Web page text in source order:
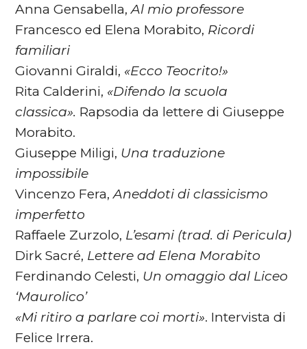
Anna Gensabella,Al mio professore
Francesco ed Elena Morabito, Ricordi
familiari
Giovanni Giraldi, «Ecco Teocrito!»
Rita Calderini, «Difendo la scuola
classica». Rapsodia da lettere di Giuseppe
Morabito.
Giuseppe Miligi, Una traduzione
impossibile
Vincenzo Fera,Aneddoti di classicismo
imperfetto
Raffaele Zurzolo, L’esami (trad. di Pericula)
Dirk Sacré, Lettere ad Elena Morabito
Ferdinando Celesti, Un omaggio dal Liceo
‘Maurolico’
«Mi ritiro a parlare coi morti». Intervista di
Felice Irrera.